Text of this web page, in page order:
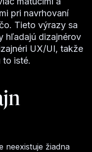
pri navrhovaní
Tieto výrazy sa
hľadajú dizajnérov
UX/UI, takže
to isté.
neexistuje žiadna